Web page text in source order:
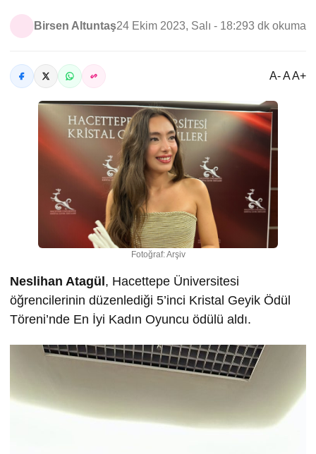
Birsen Altuntaş24 Ekim 2023, Salı - 18:293 dk okuma
A- A A+
Fotoğraf: Arşiv
Neslihan Atagül , Hacettepe Üniversitesi
öğrencilerinin düzenlediği 5’inci Kristal Geyik Ödül
Töreni’nde En İyi Kadın Oyuncu ödülü aldı.